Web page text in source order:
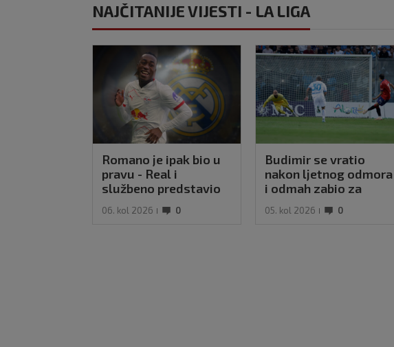
NAJČITANIJE VIJESTI - LA LIGA
Romano je ipak bio u
pravu - Real i
službeno predstavio
povijesti
06. kol 2026 0
Budimir se vratio
nakon ljetnog odmora
i odmah zabio za
05. kol 2026 0